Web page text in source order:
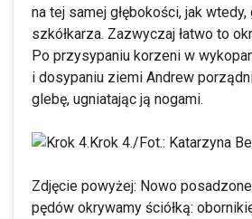
na tej samej głębokości, jak wtedy,
szkółkarza. Zazwyczaj łatwo to
Po przysypaniu korzeni w
i dosypaniu ziemi Andrew
glebę, ugniatając ją nogami.
Krok 4./Fot.: Katarzyna
Zdjęcie powyżej: Nowo
pędów okrywamy ściółką: